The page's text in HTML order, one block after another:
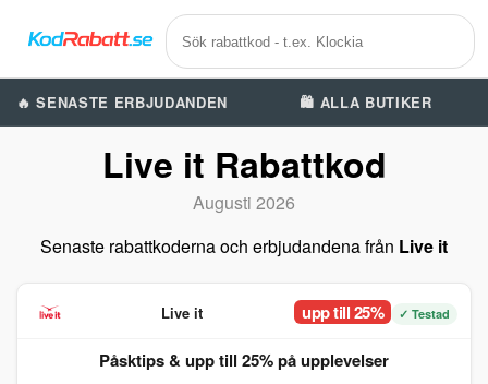
🔥 SENASTE ERBJUDANDEN 🛍️ ALLA BUTIKER
Live it Rabattkod
Augusti 2026
Senaste rabattkoderna och erbjudandena från Live it
Live it upp till 25% ✓ Testad
Påsktips & upp till 25% på upplevelser